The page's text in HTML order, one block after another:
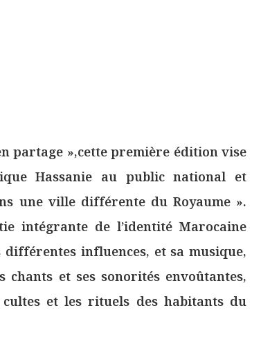
partage »,cette première édition vise
Hassanie au public national et
une ville différente du Royaume ».
intégrante de l’identité Marocaine
influences, et sa musique,
et ses sonorités envoûtantes,
et les rituels des habitants du